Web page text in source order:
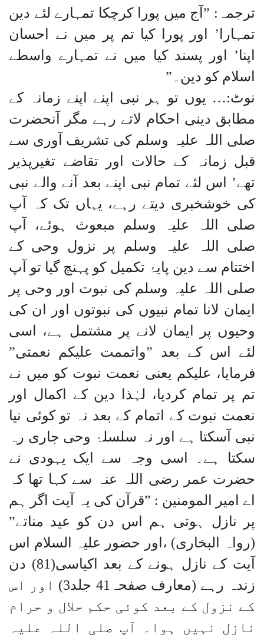
ترجمہ: ”آج میں پورا کرچکا تمہارے لئے دین
تمہارا’ اور پورا کیا تم پر میں نے احسان
اپنا’ اور پسند کیا میں نے تمہارے واسطے
اسلام کو دین۔”
نوٹ:… یوں تو ہر نبی اپنے اپنے زمانہ کے
مطابق دینی احکام لاتے رہے مگر آنحضرت
صلی اللہ علیہ وسلم کی تشریف آوری سے
قبل زمانہ کے حالات اور تقاضے تغیرپذیر
تھے’ اس لئے تمام نبی اپنے بعد آنے والے نبی
کی خوشخبری دیتے رہے، یہاں تک کہ آپ
صلی اللہ علیہ وسلم مبعوث ہوئے، آپ
صلی اللہ علیہ وسلم پر نزول وحی کے
اختتام سے دین پایۂ تکمیل کو پہنچ گیا تو آپ
صلی اللہ علیہ وسلم کی نبوت اور وحی پر
ایمان لانا تمام نبیوں کی نبوتوں اور ان کی
وحیوں پر ایمان لانے پر مشتمل ہے، اسی
لئے اس کے بعد ”واتممت علیکم نعمتی”
فرمایا، علیکم یعنی نعمت نبوت کو میں نے
تم پر تمام کردیا، لہٰذا دین کے اکمال اور
نعمت نبوت کے اتمام کے بعد نہ تو کوئی نیا
نبی آسکتا ہے اور نہ سلسلۂ وحی جاری رہ
سکتا ہے۔ اسی وجہ سے ایک یہودی نے
حضرت عمر رضی اللہ عنہ سے کہا تھا کہ
اے امیر المومنین : ”قرآن کی یہ آیت اگر ہم
پر نازل ہوتی ہم اس دن کو عید مناتے”
(رواہ البخاری) ،اور حضور علیہ السلام اس
آیت کے نازل ہونے کے بعد اکیاسی(81) دن
زندہ رہے (معارف صفحہ41 جلد3) اور اس
کے نزول کے بعد کوئی حکم حلال و حرام
نازل نہیں ہوا۔ آپ صلی اللہ علیہ